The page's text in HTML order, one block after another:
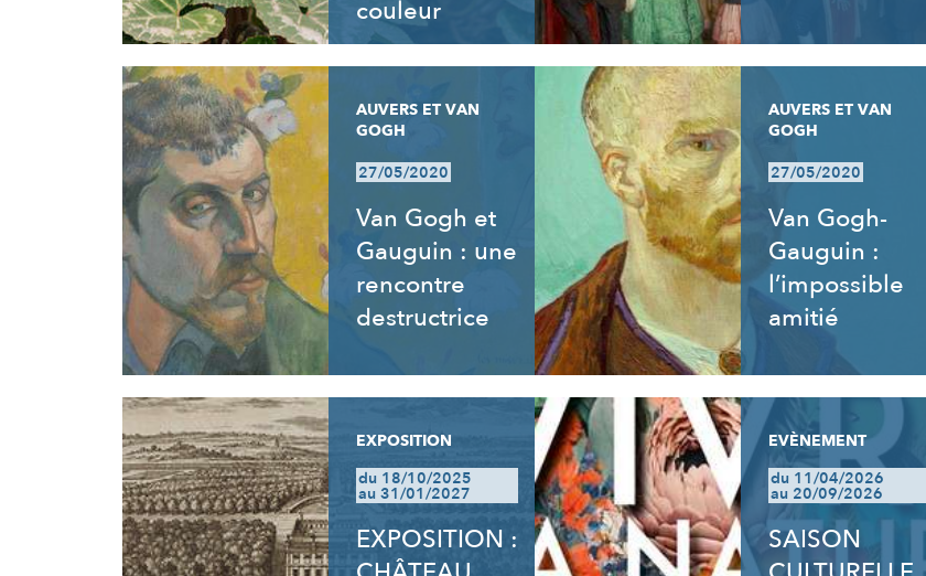
couleur
AUVERS ET VAN
GOGH
27/05/2020
Van Gogh et
Gauguin : une
rencontre
destructrice
AUVERS ET VAN
GOGH
27/05/2020
Van Gogh-
Gauguin :
l’impossible
amitié
EXPOSITION
du 18/10/2025
au 31/01/2027
EXPOSITION :
EVÈNEMENT
du 11/04/2026
au 20/09/2026
SAISON